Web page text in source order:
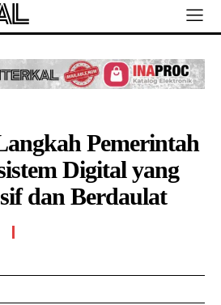
Pemerintah
Digital yang
dan Berdaulat